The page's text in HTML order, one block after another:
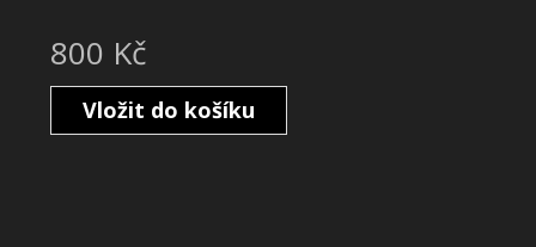
800 Kč
Vložit do košíku